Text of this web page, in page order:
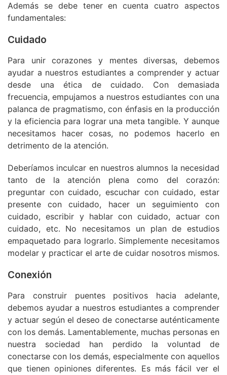
Además se debe tener en cuenta cuatro aspectos
fundamentales:
Cuidado
Para unir corazones y mentes diversas, debemos
ayudar a nuestros estudiantes a comprender y actuar
desde una ética de cuidado. Con demasiada
frecuencia, empujamos a nuestros estudiantes con una
palanca de pragmatismo, con énfasis en la producción
y la eficiencia para lograr una meta tangible. Y aunque
necesitamos hacer cosas, no podemos hacerlo en
detrimento de la atención.
Deberíamos inculcar en nuestros alumnos la necesidad
tanto de la atención plena como del corazón:
preguntar con cuidado, escuchar con cuidado, estar
presente con cuidado, hacer un seguimiento con
cuidado, escribir y hablar con cuidado, actuar con
cuidado, etc. No necesitamos un plan de estudios
empaquetado para lograrlo. Simplemente necesitamos
modelar y practicar el arte de cuidar nosotros mismos.
Conexión
Para construir puentes positivos hacia adelante,
debemos ayudar a nuestros estudiantes a comprender
y actuar según el deseo de conectarse auténticamente
con los demás. Lamentablemente, muchas personas en
nuestra sociedad han perdido la voluntad de
conectarse con los demás, especialmente con aquellos
que tienen opiniones diferentes. Es más fácil ver el